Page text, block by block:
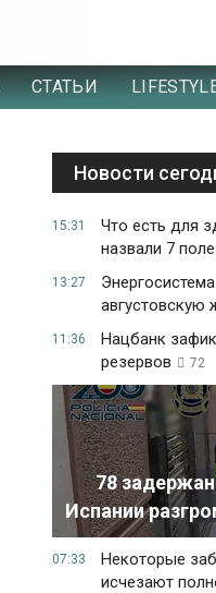
СТАТЬИ
Новости
15:31
Что есть для
назвали 7
13:27
11:36
Нацбанк
резервов
72
78
Испании
07:33
Некоторые
исчезают